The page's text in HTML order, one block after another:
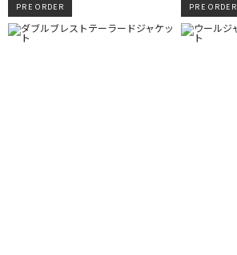
PRE ORDER PRE ORDER